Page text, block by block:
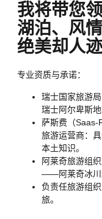
我将带您
湖泊、风
绝美却人
专业资质与承诺：
瑞士国家旅游
瑞士阿尔卑斯
萨斯费（Saas-
旅游运营商：
本土知识。
阿莱奇旅游组
——阿莱奇冰川
负责任旅游组
旅。